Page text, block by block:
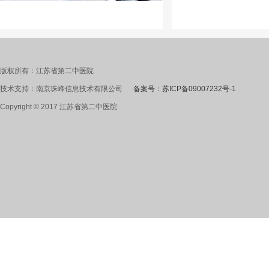
版权所有：江苏省第二中医院
技术支持：南京珠峰信息技术有限公司 备案号：苏ICP备09007232号-1
Copyright © 2017 江苏省第二中医院